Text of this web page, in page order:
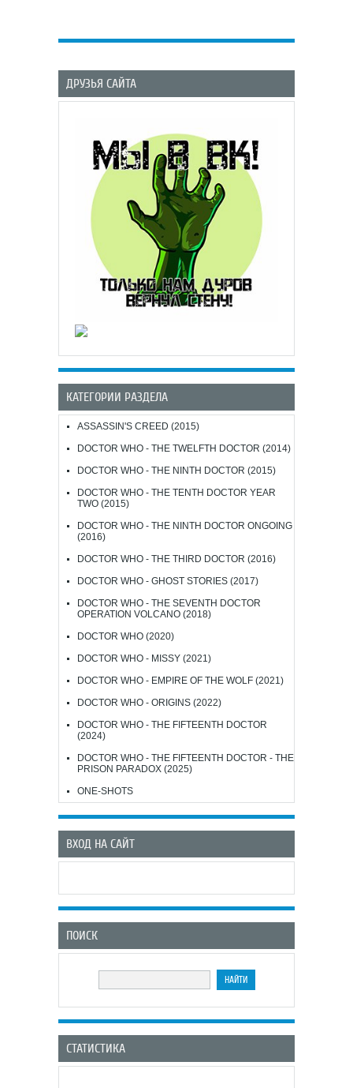
ДРУЗЬЯ САЙТА
КАТЕГОРИИ РАЗДЕЛА
ASSASSIN'S CREED (2015)
DOCTOR WHO - THE TWELFTH DOCTOR (2014)
DOCTOR WHO - THE NINTH DOCTOR (2015)
DOCTOR WHO - THE TENTH DOCTOR YEAR
TWO (2015)
DOCTOR WHO - THE NINTH DOCTOR ONGOING
(2016)
DOCTOR WHO - THE THIRD DOCTOR (2016)
DOCTOR WHO - GHOST STORIES (2017)
DOCTOR WHO - THE SEVENTH DOCTOR
OPERATION VOLCANO (2018)
DOCTOR WHO (2020)
DOCTOR WHO - MISSY (2021)
DOCTOR WHO - EMPIRE OF THE WOLF (2021)
DOCTOR WHO - ORIGINS (2022)
DOCTOR WHO - THE FIFTEENTH DOCTOR
(2024)
DOCTOR WHO - THE FIFTEENTH DOCTOR - THE
PRISON PARADOX (2025)
ONE-SHOTS
ВХОД НА САЙТ
ПОИСК
СТАТИСТИКА